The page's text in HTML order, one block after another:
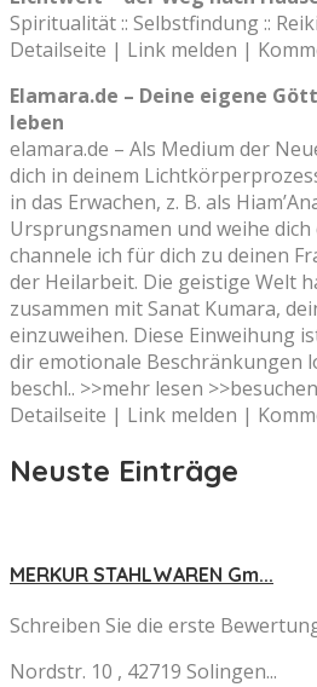
Spiritualität :: Selbstfindung ::
Detailseite | Link melden |
Elamara.de – Deine eigene
leben
elamara.de – Als Medium der
dich in deinem
in das Erwachen, z. B. als
Ursprungsnamen und weihe
channele ich für dich zu deinen
der Heilarbeit. Die geistige Welt
zusammen mit Sanat Kumara,
einzuweihen. Diese Einweihung
dir emotionale Beschränkungen
beschl.. >>mehr lesen >>besuchen
Detailseite | Link melden |
Neuste Einträge
MERKUR STAHLWAREN Gm...
Schreiben Sie die erste
Nordstr. 10 , 42719 Solingen...